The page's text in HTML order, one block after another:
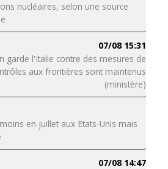
nucléaires, selon une source
07/08 15:31
garde l'Italie contre des mesures de
aux frontières sont maintenus
(ministère)
en juillet aux Etats-Unis mais
07/08 14:47